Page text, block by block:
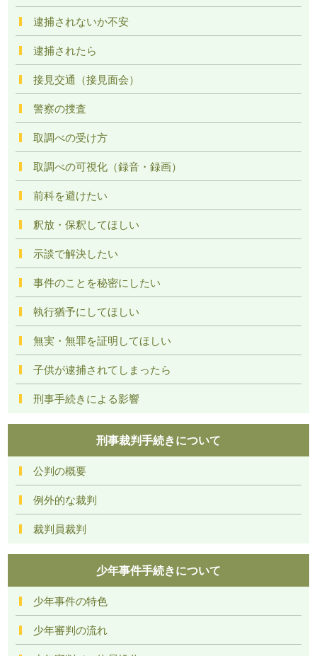
逮捕されないか不安
逮捕されたら
接見交通（接見面会）
警察の捜査
取調べの受け方
取調べの可視化（録音・録画）
前科を避けたい
釈放・保釈してほしい
示談で解決したい
事件のことを秘密にしたい
執行猶予にしてほしい
無実・無罪を証明してほしい
子供が逮捕されてしまったら
刑事手続きによる影響
刑事裁判手続きについて
公判の概要
例外的な裁判
裁判員裁判
少年事件手続きについて
少年事件の特色
少年審判の流れ